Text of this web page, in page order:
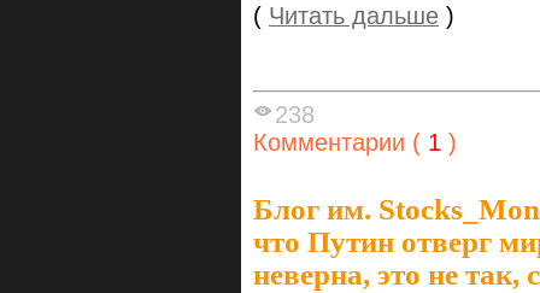
( Читать дальше )
238
Комментарии ( 1 )
Блог им.
что Путин отверг
неверна, это не